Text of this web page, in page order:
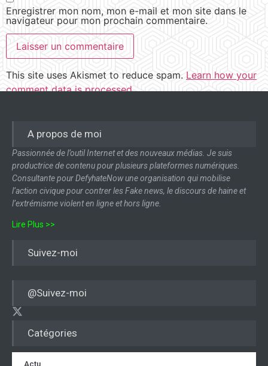
Enregistrer mon nom, mon e-mail et mon site dans le
navigateur pour mon prochain commentaire.
This site uses Akismet to reduce spam. Learn how your
comment data is processed.
Catégories
Actu
A propos de moi
Passionnée de l’outil Internet et des nouveaux médias. Je suis
productrice de contenu pour plusieurs plateformes numériques.
Consultante pour DefyhateNow une organisation qui mobilise
l’action civique pour contrer les Fake news, le discours de haine et
l’extrémisme violent en ligne et hors ligne.
Lire Plus >>
Suivez-moi
@Suivez-moi